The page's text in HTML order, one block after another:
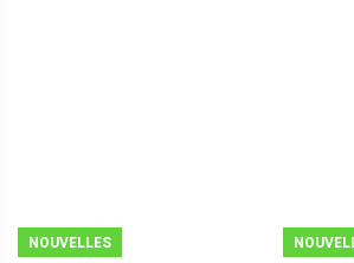
NOUVELLES